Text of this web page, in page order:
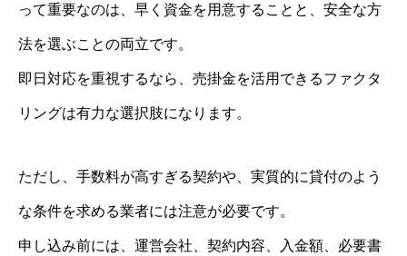
って重要なのは、早く資金を用意することと、安全な方
法を選ぶことの両立です。
即日対応を重視するなら、売掛金を活用できるファクタ
リングは有力な選択肢になります。
ただし、手数料が高すぎる契約や、実質的に貸付のよう
な条件を求める業者には注意が必要です。
申し込み前には、運営会社、契約内容、入金額、必要書